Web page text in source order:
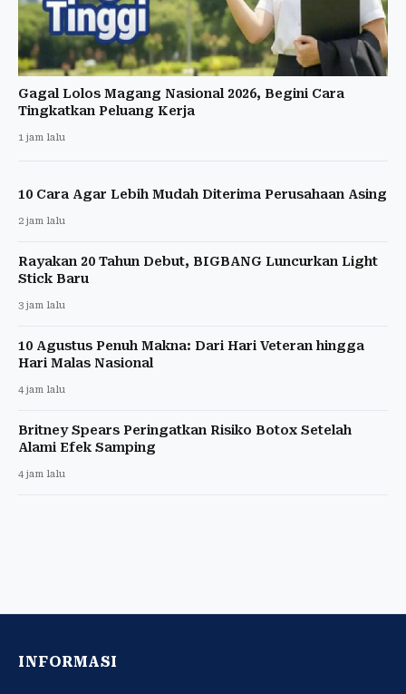
Gagal Lolos Magang Nasional 2026, Begini Cara
Tingkatkan Peluang Kerja
1 jam lalu
10 Cara Agar Lebih Mudah Diterima Perusahaan Asing
2 jam lalu
Rayakan 20 Tahun Debut, BIGBANG Luncurkan Light
Stick Baru
3 jam lalu
10 Agustus Penuh Makna: Dari Hari Veteran hingga
Hari Malas Nasional
4 jam lalu
Britney Spears Peringatkan Risiko Botox Setelah
Alami Efek Samping
4 jam lalu
INFORMASI